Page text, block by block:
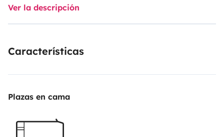
Con4 cinturones de seguridad
4 personas, está lista para llevar a familias, parejas o
momentos únicos.Totalmente equipada con cocina
perfecto entre aventura y comodidad.
de cocina (€28) – Platos, vasos, cubiertos, ollas, etc. •
Ver la descripción
Características
Plazas en cama